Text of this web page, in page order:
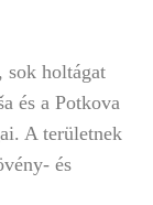
sok holtágat
és a Potkova
A területnek
és